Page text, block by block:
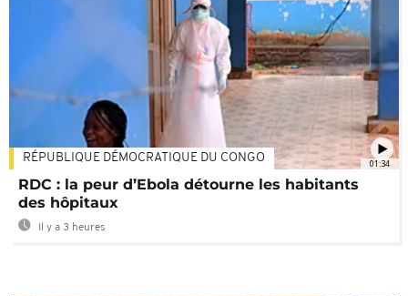
01:34
RÉPUBLIQUE DÉMOCRATIQUE DU CONGO
RDC : la peur d’Ebola détourne les habitants
des hôpitaux
Il y a 3 heures